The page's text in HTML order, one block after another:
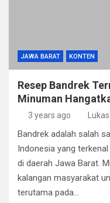
JAWA BARAT KONTEN
Resep Bandrek
Minuman
3 years ago
Bandrek adalah salah
Indonesia yang
di daerah Jawa Barat.
kalangan masyarakat
terutama pada…